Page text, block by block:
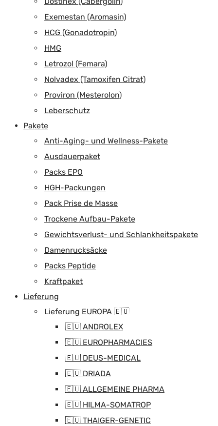
Exemestan (Aromasin)
HCG (Gonadotropin)
HMG
Letrozol (Femara)
Nolvadex (Tamoxifen Citrat)
Proviron (Mesterolon)
Leberschutz
Pakete
Anti-Aging- und Wellness-Pakete
Ausdauerpaket
Packs EPO
HGH-Packungen
Pack Prise de Masse
Trockene Aufbau-Pakete
Gewichtsverlust- und Schlankheitspakete
Damenrucksäcke
Packs Peptide
Kraftpaket
Lieferung
Lieferung EUROPA 🇪🇺
🇪🇺 ANDROLEX
🇪🇺 EUROPHARMACIES
🇪🇺 DEUS-MEDICAL
🇪🇺 DRIADA
🇪🇺 ALLGEMEINE PHARMA
🇪🇺 HILMA-SOMATROP
🇪🇺 THAIGER-GENETIC